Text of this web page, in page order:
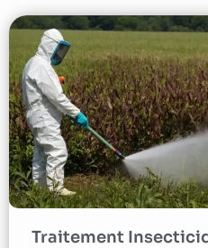
Traitement